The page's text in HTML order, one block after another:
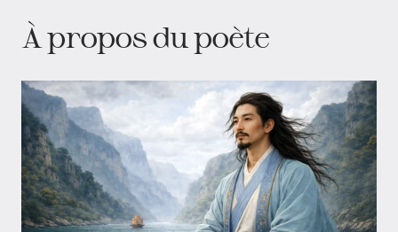
À propos du poète